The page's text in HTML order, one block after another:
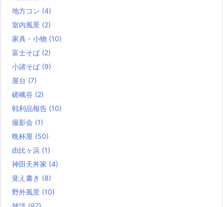
地方コン (4)
室内風景 (2)
家具・小物 (10)
富士そば (2)
小諸そば (9)
屋台 (7)
嵯峨谷 (2)
戦利品報告 (10)
撮影会 (1)
晩杯屋 (50)
由比ヶ浜 (1)
神田天丼家 (4)
覚え書き (8)
野外風景 (10)